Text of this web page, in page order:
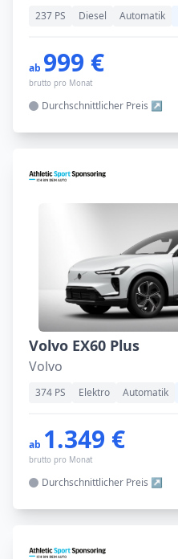
237 PS Diesel Automatik
ab 999 €
brutto pro Monat
Durchschnittlicher Preis
Volvo EX60 Plus
Volvo
374 PS Elektro Automatik
ab 1.349 €
brutto pro Monat
Durchschnittlicher Preis